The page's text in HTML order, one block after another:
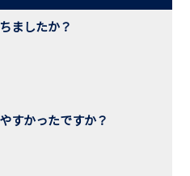
ましたか？
すかったですか？